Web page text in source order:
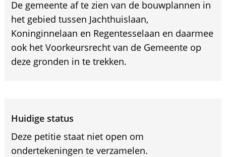
De gemeente af te zien van de bouwplannen in
het gebied tussen Jachthuislaan,
Koninginnelaan en Regentesselaan en daarmee
ook het Voorkeursrecht van de Gemeente op
deze gronden in te trekken.
Huidige status
Deze petitie staat niet open om
ondertekeningen te verzamelen.